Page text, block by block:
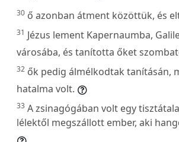
30 ő azonban átment közöttük, és
31 Jézus lement Kapernaumba,
városába, és tanította őket
32 ők pedig álmélkodtak tanításán,
hatalma volt.
33 A zsinagógában volt egy
lélektől megszállott ember, aki